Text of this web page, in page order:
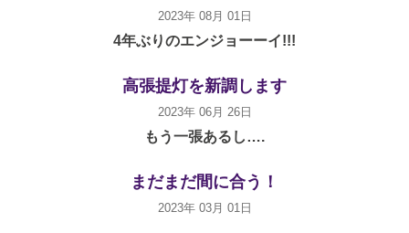
2023年 08月 01日
4年ぶりのエンジョーーイ!!!
高張提灯を新調します
2023年 06月 26日
もう一張あるし….
まだまだ間に合う！
2023年 03月 01日